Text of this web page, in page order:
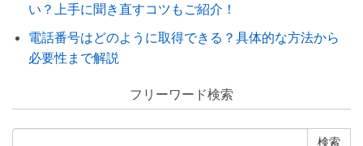
い？上手に聞き直すコツもご紹介！
電話番号はどのように取得できる？具体的な方法から
必要性まで解説
フリーワード検索